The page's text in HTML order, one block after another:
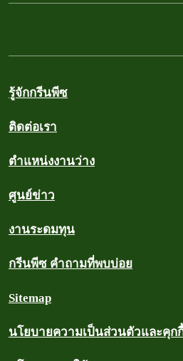
รู้จักกรีนพีซ
ติดต่อเรา
ตำแหน่งงานว่าง
ศูนย์ข่าว
งานระดมทุน
กรีนพีซ คำถามที่พบบ่อย
Sitemap
นโยบายความเป็นส่วนตัวและคุก